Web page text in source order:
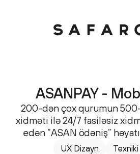
ASANPAY -
200-dən çox qurumun
xidməti ilə 24/7 fasiləsiz
edən “ASAN ödəniş”
UX Dizayn